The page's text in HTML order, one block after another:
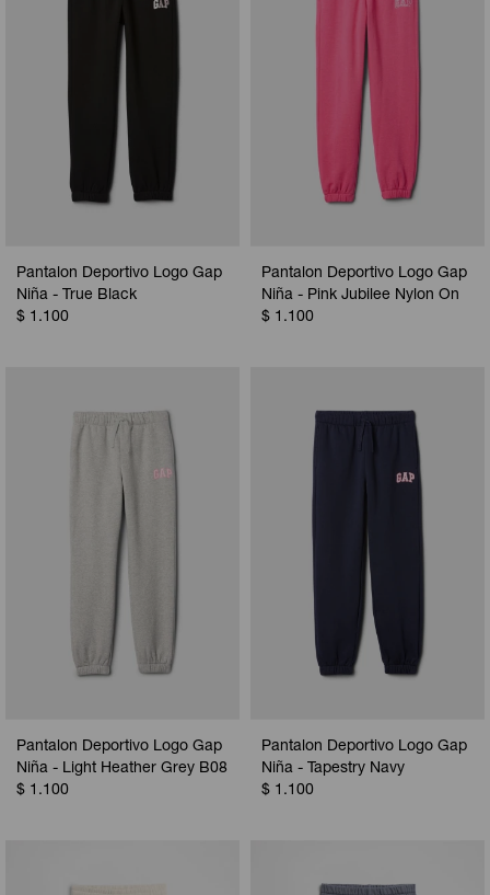
Pantalon Deportivo Logo Gap
Niña - True Black
$ 1.100
Pantalon Deportivo Logo Gap
Niña - Pink Jubilee Nylon On
$ 1.100
Pantalon Deportivo Logo Gap
Niña - Light Heather Grey B08
$ 1.100
Pantalon Deportivo Logo Gap
Niña - Tapestry Navy
$ 1.100